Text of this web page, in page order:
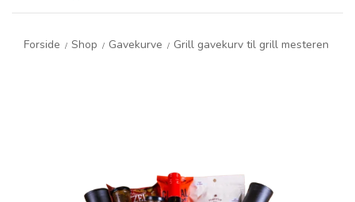
Forside / Shop / Gavekurve / Grill gavekurv til grill mesteren